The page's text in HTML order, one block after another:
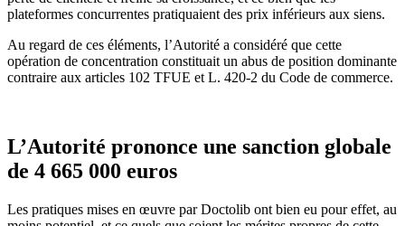
plateformes concurrentes pratiquaient des prix inférieurs aux siens.
Au regard de ces éléments, l’Autorité a considéré que cette
opération de concentration constituait un abus de position dominante
contraire aux articles 102 TFUE et L. 420-2 du Code de commerce.
L’Autorité prononce une sanction globale
de 4 665 000 euros
Les pratiques mises en œuvre par Doctolib ont bien eu pour effet, au